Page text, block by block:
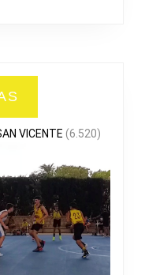
VICENTE (6.520)